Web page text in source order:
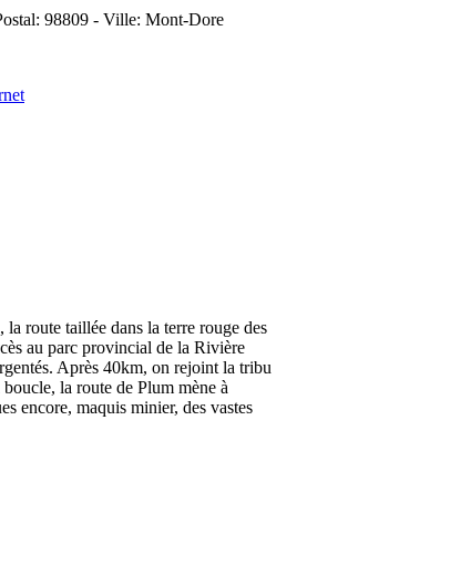
98809 - Ville: Mont-Dore
route taillée dans la terre rouge des
au parc provincial de la Rivière
Après 40km, on rejoint la tribu
la route de Plum mène à
encore, maquis minier, des vastes